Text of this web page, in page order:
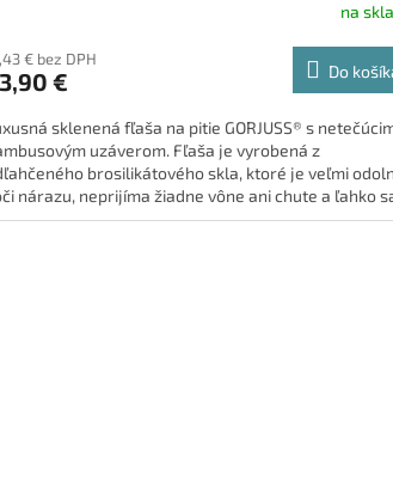
na
€ bez DPH
€ Do
sklenená fľaša na pitie GORJUSS® s
uzáverom. Fľaša je vyrobená z
brosilikátového skla, ktoré je veľmi
nárazu, neprijíma žiadne vône ani chute a ľahko
• vhodná do školy, do fitka, na výlety, počas